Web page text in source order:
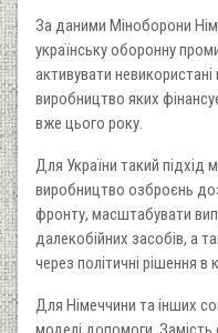
За даними Міноборони
українську оборонну
активувати
виробництво яких
вже цього року.
Для України такий підхід
виробництво озброєнь
фронту, масштабувати
далекобійних засобів, а
через політичні рішення в
Для Німеччини та інших